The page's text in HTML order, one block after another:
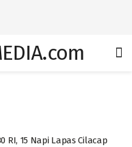
RI, 15 Napi Lapas Cilacap